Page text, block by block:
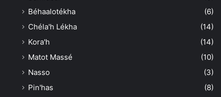
Béhaalotékha
(6)
Chéla'h Lékha
(14)
Kora'h
(14)
Matot Massé
(10)
Nasso
(3)
Pin'has
(8)